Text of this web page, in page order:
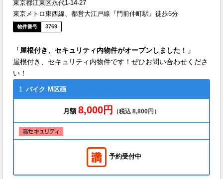
東京都江東区永代1-14-27
東京メトロ東西線、都営大江戸線『門前仲町駅』徒歩6分
3769
「屋根付き、セキュリティ内物件がオープンしました！」
屋根付き、セキュリティ内物件です！ぜひお問い合わせくださ
い！
1 バイク M区画
月額 8,000円 （税込 8,800円）
予約受付中